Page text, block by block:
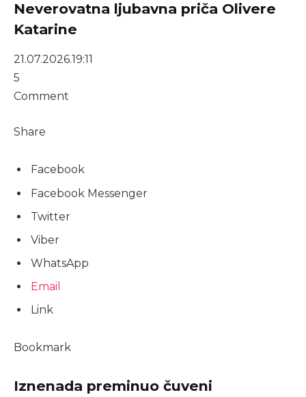
Neverovatna ljubavna priča Olivere
Katarine
21.07.2026.19:11
5
Comment
Share
Facebook
Facebook Messenger
Twitter
Viber
WhatsApp
Email
Link
Bookmark
Iznenada preminuo čuveni